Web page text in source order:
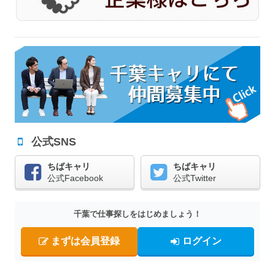
公式SNS
ちばキャリ
公式Facebook
ちばキャリ
公式Twitter
千葉で仕事探しをはじめましょう！
まずは会員登録 ログイン